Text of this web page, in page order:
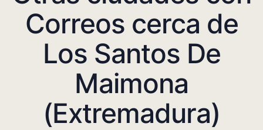
Correos cerca de
Los Santos De
Maimona
(Extremadura)